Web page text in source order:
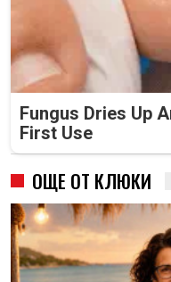
Fungus Dries Up
First Use
ОЩЕ ОТ КЛЮКИ